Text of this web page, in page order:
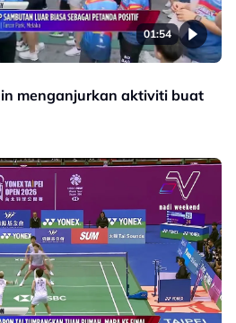
01:54
menganjurkan aktiviti buat